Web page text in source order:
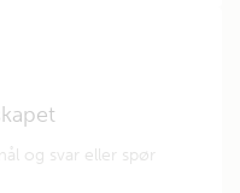
og svar eller spør